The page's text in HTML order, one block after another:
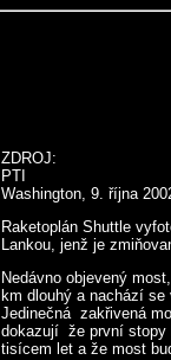
ZDROJ:
PTI
Washington, 9. října
Raketoplán Shuttle
Lankou, jenž je
Nedávno objevený
km dlouhý a nachází
Jedinečná zakřivená
dokazují že první stopy
tisícem let a že most